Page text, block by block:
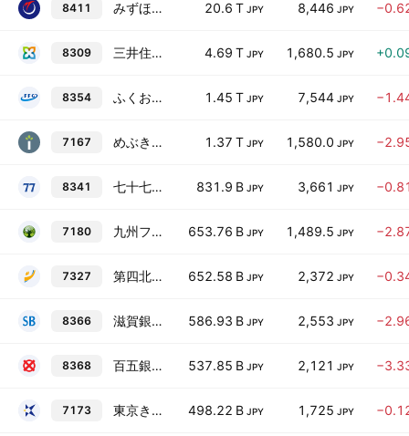
8411 みずほフィナンシャルグループ 20.6 T JPY 8,446 JPY
8309 三井住友トラストグループ 4.69 T JPY 1,680.5 JPY
8354 ふくおかフィナンシャルグループ 1.45 T JPY 7,544 JPY
7167 めぶきフィナンシャルグループ 1.37 T JPY 1,580.0 JPY
8341 七十七銀行 831.9 B JPY 3,661 JPY
7180 九州フィナンシャルグループ 653.76 B JPY 1,489.5 JPY
7327 第四北越フィナンシャルグループ 652.58 B JPY 2,372 JPY
8366 滋賀銀行 586.93 B JPY 2,553 JPY
8368 百五銀行 537.85 B JPY 2,121 JPY
7173 東京きらぼしフィナンシャルグループ 498.22 B JPY 1,725 JPY